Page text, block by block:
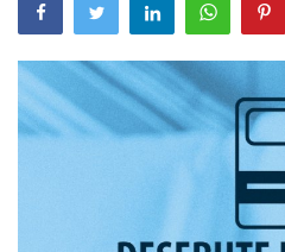
Desporto
Contactos
Sobre Nós